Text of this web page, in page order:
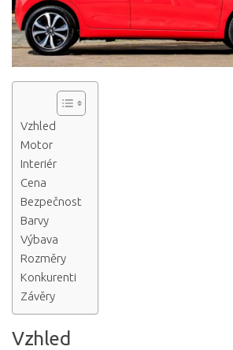
Vzhled
Motor
Interiér
Cena
Bezpečnost
Barvy
Výbava
Rozměry
Konkurenti
Závěry
Vzhled